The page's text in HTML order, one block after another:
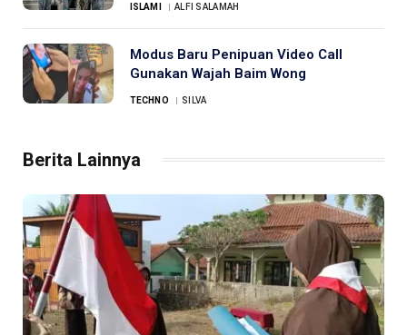
ISLAMI ALFI SALAMAH
Modus Baru Penipuan Video Call
Gunakan Wajah Baim Wong
TECHNO SILVA
Berita Lainnya